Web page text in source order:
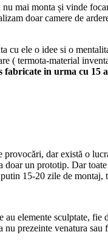
mai monta și vinde
doar camere de
cu ele o idee si o
( termota-material
in urma cu
dar există o
un prototip. Dar
15-20 zile de montaj,
elemente sculptate,
prezeinte venatura